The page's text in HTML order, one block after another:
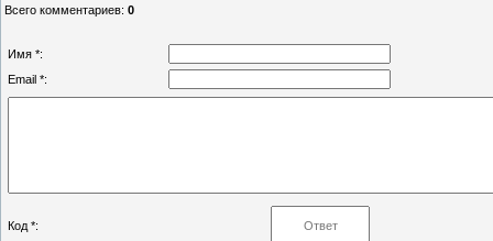
Всего комментариев: 0
Имя *:
Email *:
Код *: